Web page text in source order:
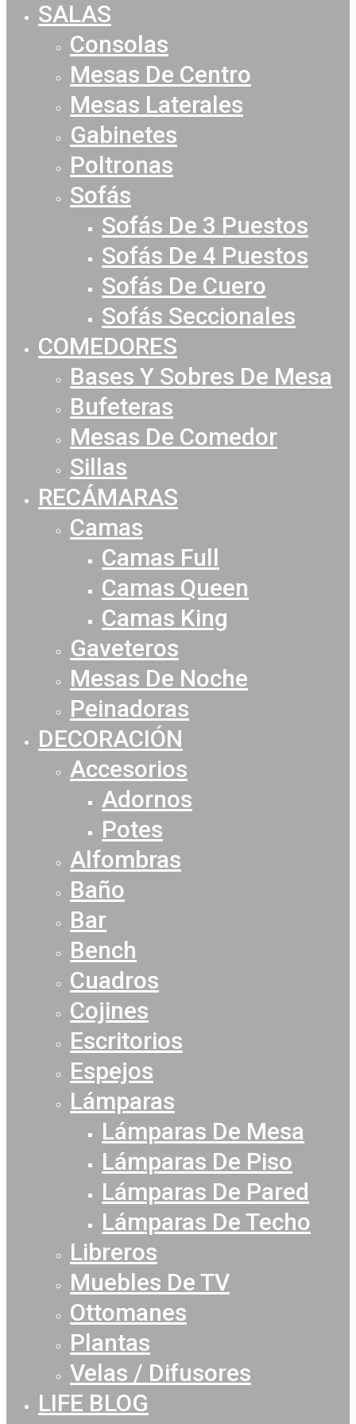
SALAS
Consolas
Mesas De Centro
Mesas Laterales
Gabinetes
Poltronas
Sofás
Sofás De 3 Puestos
Sofás De 4 Puestos
Sofás De Cuero
Sofás Seccionales
COMEDORES
Bases Y Sobres De Mesa
Bufeteras
Mesas De Comedor
Sillas
RECÁMARAS
Camas
Camas Full
Camas Queen
Camas King
Gaveteros
Mesas De Noche
Peinadoras
DECORACIÓN
Accesorios
Adornos
Potes
Alfombras
Baño
Bar
Bench
Cuadros
Cojines
Escritorios
Espejos
Lámparas
Lámparas De Mesa
Lámparas De Piso
Lámparas De Pared
Lámparas De Techo
Libreros
Muebles De TV
Ottomanes
Plantas
Velas / Difusores
LIFE BLOG